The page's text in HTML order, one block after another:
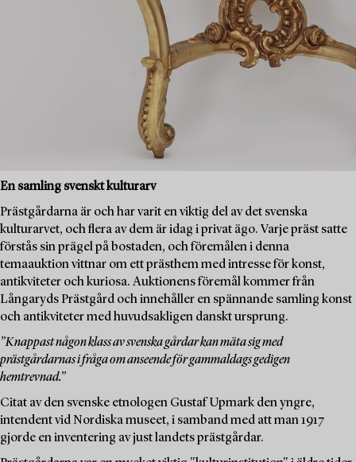
En samling svenskt kulturarv
Prästgårdarna är och har varit en viktig del av det svenska
kulturarvet, och flera av dem är idag i privat ägo. Varje präst satte
förstås sin prägel på bostaden, och föremålen i denna
temaauktion vittnar om ett prästhem med intresse för konst,
antikviteter och kuriosa. Auktionens föremål kommer från
Långaryds Prästgård och innehåller en spännande samling konst
och antikviteter med huvudsakligen danskt ursprung.
”Knappast någon klass av svenska gårdar kan mäta sig med
prästgårdarnas i fråga om anseende för gammaldags gedigen
hemtrevnad.”
Citat av den svenske etnologen Gustaf Upmark den yngre,
intendent vid Nordiska museet, i samband med att man 1917
gjorde en inventering av just landets prästgårdar.